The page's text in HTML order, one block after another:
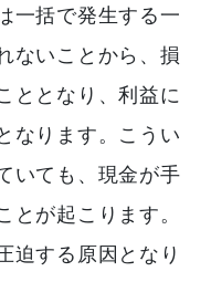
一括で発生する一
ないことから、損
ととなり、利益に
なります。こうい
いても、現金が手
とが起こります。
迫する原因となり